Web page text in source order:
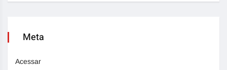
Meta
Acessar